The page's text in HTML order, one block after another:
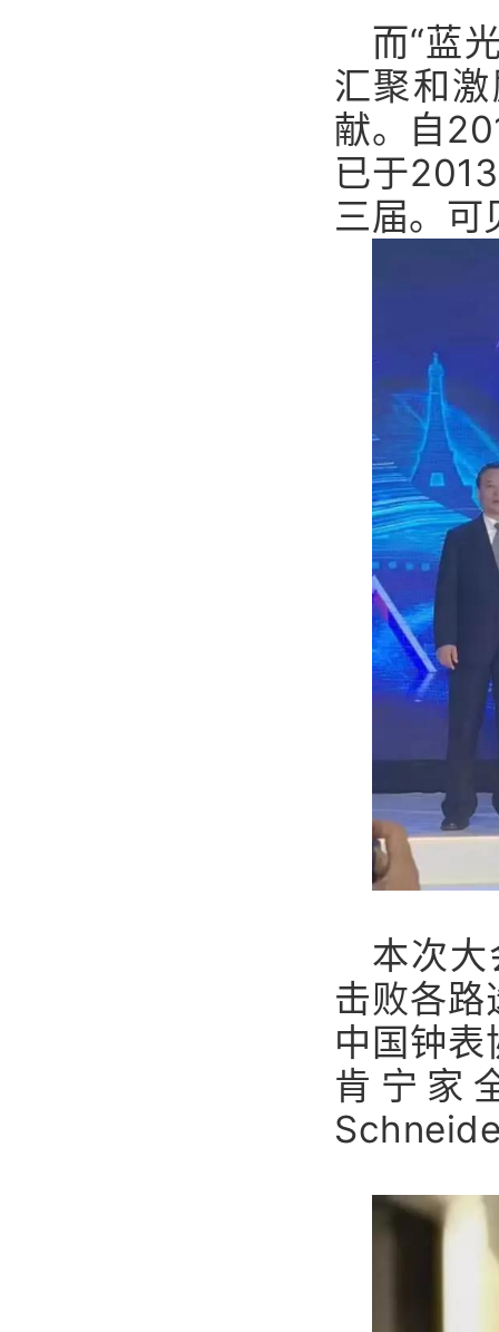
而“蓝
汇聚和
献。自
已于
三届。可
本次
击败各
中国钟
肯宁家